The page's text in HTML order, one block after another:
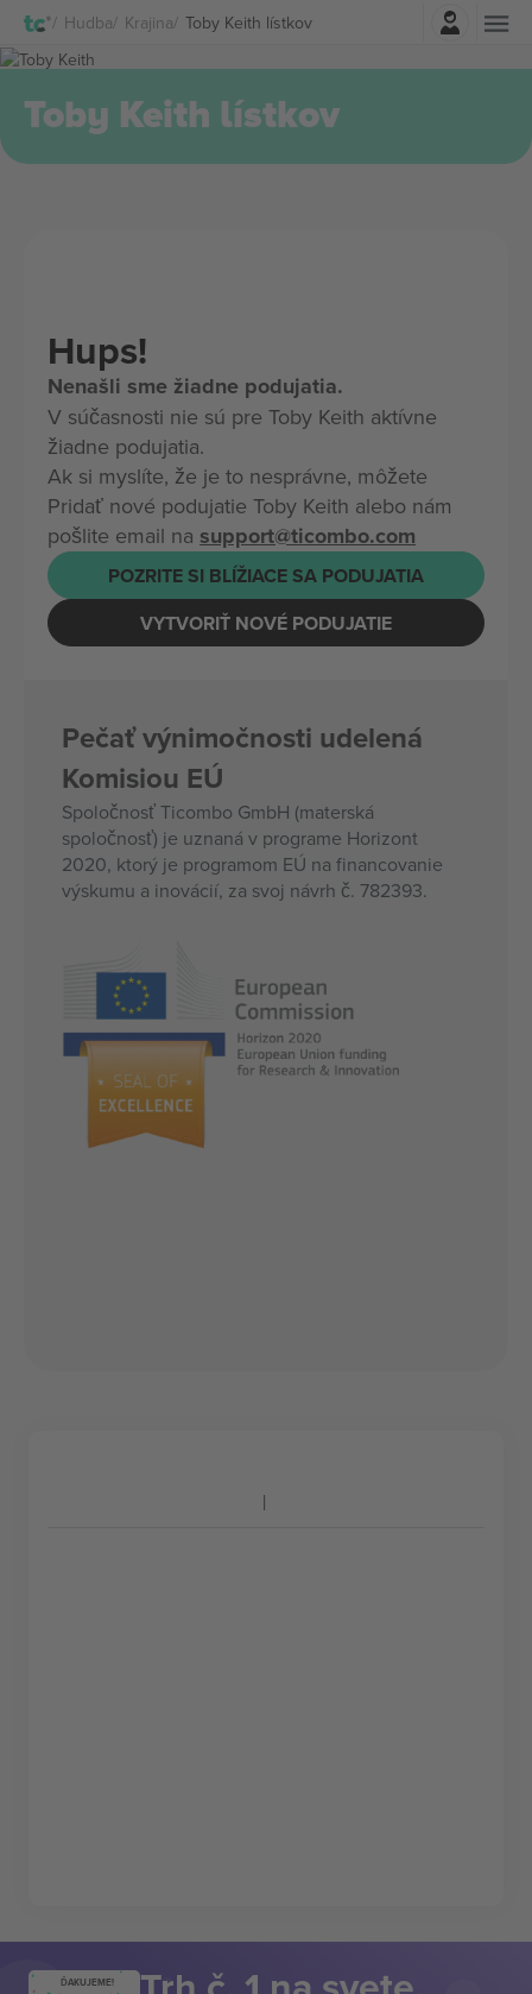
Hudba Krajina Toby Keith lístkovPrihlásenie
Toby Keith lístkov
Hups!
Nenašli sme žiadne podujatia.
V súčasnosti nie sú pre Toby Keith aktívne
žiadne podujatia.
Ak si myslíte, že je to nesprávne, môžete
Pridať nové podujatie Toby Keith alebo nám
pošlite email na support@ticombo.com
POZRITE SI BLÍŽIACE SA PODUJATIA
VYTVORIŤ NOVÉ PODUJATIE
Pečať výnimočnosti udelená
Komisiou EÚ
Spoločnosť Ticombo GmbH (materská
spoločnosť) je uznaná v programe Horizont
2020, ktorý je programom EÚ na financovanie
výskumu a inovácií, za svoj návrh č. 782393.
ĎAKUJEME!